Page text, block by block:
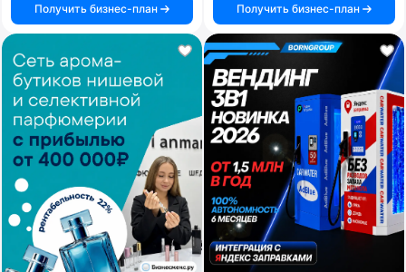
Получить бизнес-план
Получить бизнес-план